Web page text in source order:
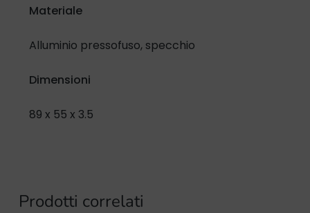
Materiale
Alluminio pressofuso, specchio
Dimensioni
89 x 55 x 3.5
Prodotti correlati